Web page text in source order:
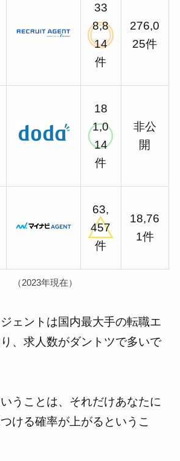
33
8,8
14
件
276,0
25件
18
1,0
14
件
非公
開
63,
457
件
18,76
1件
（2023年現在）
ェントは国内最大手の転職エ
、求人数がダントツで多いで
うことは、それだけあなたに
ける確率が上がるというこ